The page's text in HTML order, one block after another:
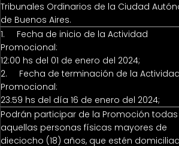
Tribunales Ordinarios de la Ciudad
de Buenos Aires.
1. Fecha de inicio de la Actividad
Promocional:
12:00 hs del 01 de enero del 2024;
2. Fecha de terminación de la
Promocional:
23:59 hs del día 16 de enero del 2024;
Podrán participar de la Promoción todas
aquellas personas físicas mayores de
dieciocho (18) años, que estén